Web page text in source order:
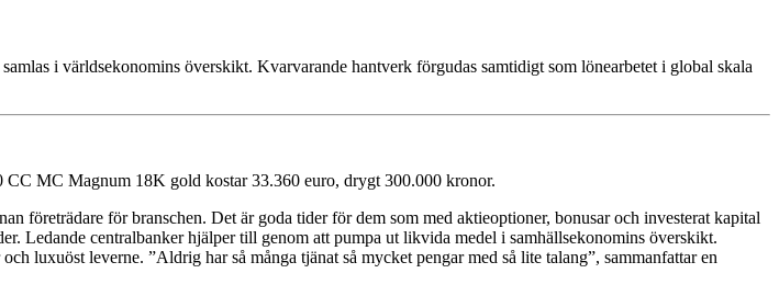
i världsekonomins överskikt. Kvarvarande hantverk förgudas samtidigt som lönearbetet i global skala
MC Magnum 18K gold kostar 33.360 euro, drygt 300.000 kronor.
företrädare för branschen. Det är goda tider för dem som med aktieoptioner, bonusar och investerat kapital
Ledande centralbanker hjälper till genom att pumpa ut likvida medel i samhällsekonomins överskikt.
luxuöst leverne. ”Aldrig har så många tjänat så mycket pengar med så lite talang”, sammanfattar en